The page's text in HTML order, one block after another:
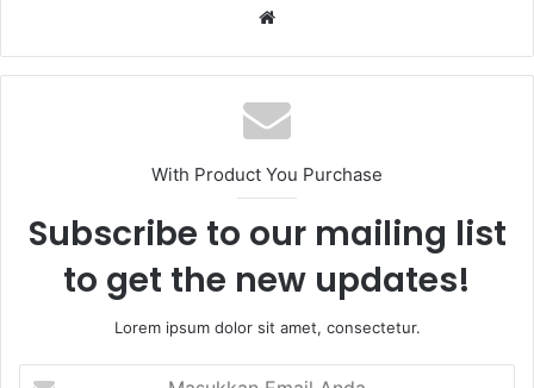
Website
With Product You Purchase
Subscribe to our mailing list
to get the new updates!
Lorem ipsum dolor sit amet, consectetur.